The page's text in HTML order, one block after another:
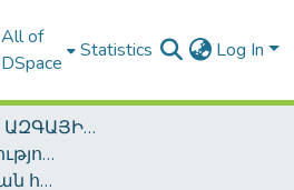
All of
DSpace
Statistics Log In
ՀԱՅԱՍՏԱՆԻ ԱԶԳԱՅԻՆ ԳՐԱԴԱՐԱՆԻ ԹՎԱՅԻՆ ՊԱՀՈՑ / DIGITAL REPOSITORY OF NLA
ՀԱԳ հրատարակություններ / NLA Publications
Մատենագիտական հրատարակություններ / Bibliographic publications